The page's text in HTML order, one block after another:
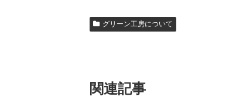
グリーン工房について
関連記事